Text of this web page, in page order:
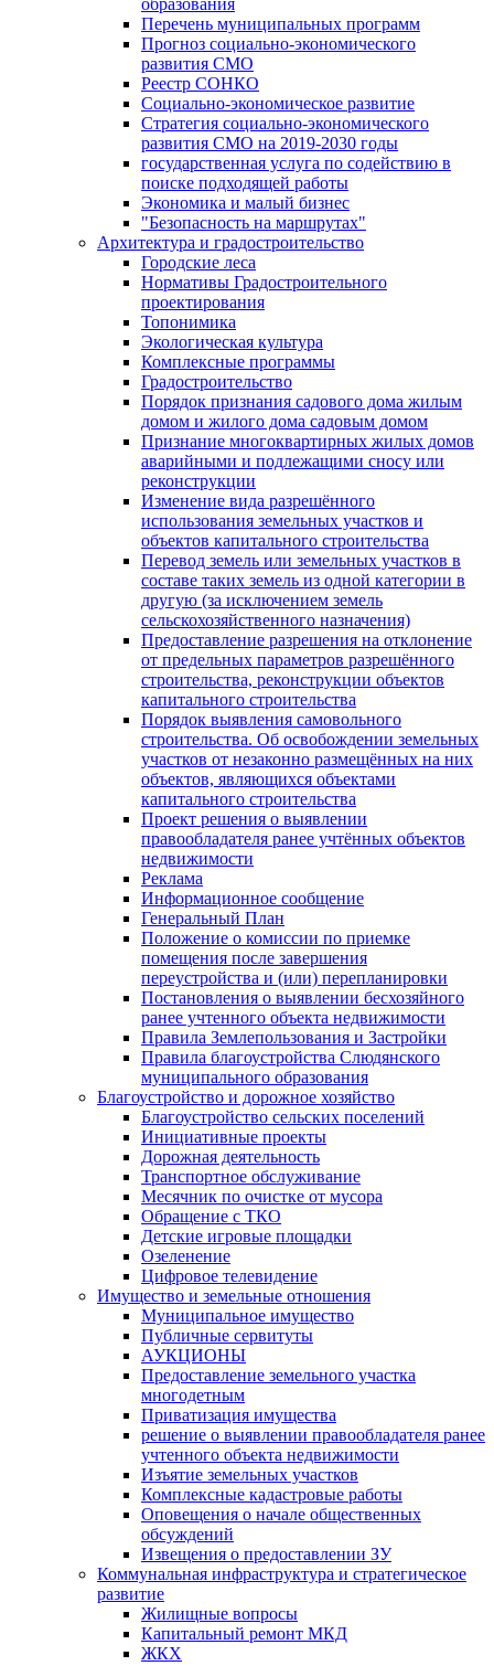
образования
Перечень муниципальных программ
Прогноз социально-экономического
развития СМО
Реестр СОНКО
Социально-экономическое развитие
Стратегия социально-экономического
развития СМО на 2019-2030 годы
государственная услуга по содействию в
поиске подходящей работы
Экономика и малый бизнес
"Безопасность на маршрутах"
Архитектура и градостроительство
Городские леса
Нормативы Градостроительного
проектирования
Топонимика
Экологическая культура
Комплексные программы
Градостроительство
Порядок признания садового дома жилым
домом и жилого дома садовым домом
Признание многоквартирных жилых домов
аварийными и подлежащими сносу или
реконструкции
Изменение вида разрешённого
использования земельных участков и
объектов капитального строительства
Перевод земель или земельных участков в
составе таких земель из одной категории в
другую (за исключением земель
сельскохозяйственного назначения)
Предоставление разрешения на отклонение
от предельных параметров разрешённого
строительства, реконструкции объектов
капитального строительства
Порядок выявления самовольного
строительства. Об освобождении земельных
участков от незаконно размещённых на них
объектов, являющихся объектами
капитального строительства
Проект решения о выявлении
правообладателя ранее учтённых объектов
недвижимости
Реклама
Информационное сообщение
Генеральный План
Положение о комиссии по приемке
помещения после завершения
переустройства и (или) перепланировки
Постановления о выявлении бесхозяйного
ранее учтенного объекта недвижимости
Правила Землепользования и Застройки
Правила благоустройства Слюдянского
муниципального образования
Благоустройство и дорожное хозяйство
Благоустройство сельских поселений
Инициативные проекты
Дорожная деятельность
Транспортное обслуживание
Месячник по очистке от мусора
Обращение с ТКО
Детские игровые площадки
Озеленение
Цифровое телевидение
Имущество и земельные отношения
Муниципальное имущество
Публичные сервитуты
АУКЦИОНЫ
Предоставление земельного участка
многодетным
Приватизация имущества
решение о выявлении правообладателя ранее
учтенного объекта недвижимости
Изъятие земельных участков
Комплексные кадастровые работы
Оповещения о начале общественных
обсуждений
Извещения о предоставлении ЗУ
Коммунальная инфраструктура и стратегическое
развитие
Жилищные вопросы
Капитальный ремонт МКД
ЖКХ